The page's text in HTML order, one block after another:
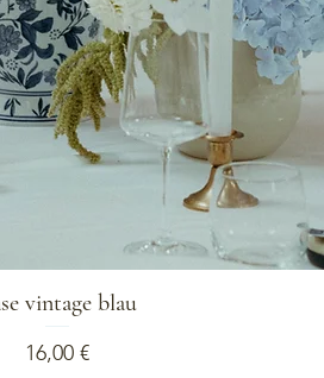
vintage blau
Preis
16,00 €